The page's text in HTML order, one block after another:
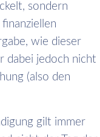
sondern
wie dieser
dabei jedoch nicht
(also den
gilt immer